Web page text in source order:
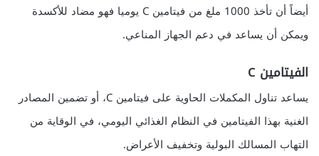
أيضاً أن تأخذ 1000 ملغ من فيتامين C يوميا فهو مضاد للأكسدة
ويمكن أن يساعد في دعم الجهاز المناعي.
الفيتامين C
يساعد تناول المكملات الحاوية على فيتامين C، أو تضمين المصادر
الغنية بهذا الفيتامين في النظام الغذائي اليومي، في الوقاية من
التهاب المسالك البولية وتخفيف الأعراض.